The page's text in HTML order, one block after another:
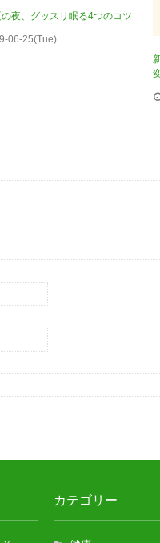
夜、グッスリ眠る4つのコツ
06-25(Tue)
カテゴリー